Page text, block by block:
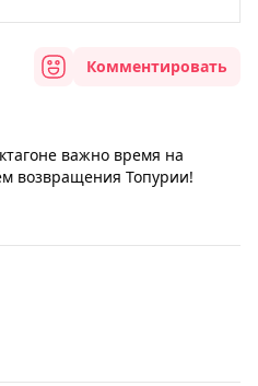
Комментировать
важно время на
возвращения Топурии!